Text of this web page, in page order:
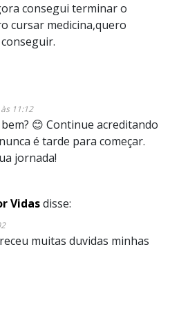
consegui terminar o
cursar medicina,quero
11:12
😊 Continue acreditando
é tarde para começar.
jornada!
Vidasdisse:
muitas duvidas minhas